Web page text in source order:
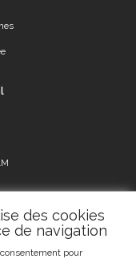
des cookies
de navigation
pour